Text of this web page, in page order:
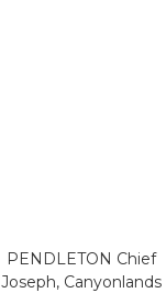
PENDLETON Chief
Joseph, Canyonlands